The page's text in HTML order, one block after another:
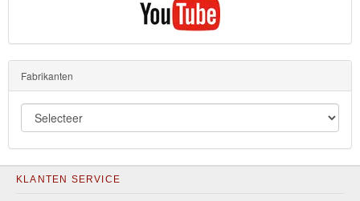
Fabrikanten
KLANTEN SERVICE